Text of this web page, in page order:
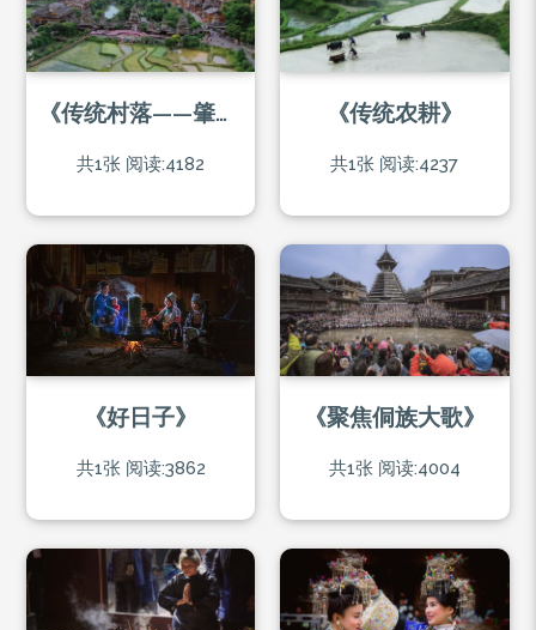
《传统村落——肇兴侗寨》
共1张 阅读:4182
《传统农耕》
共1张 阅读:4237
《好日子》
共1张 阅读:3862
《聚焦侗族大歌》
共1张 阅读:4004